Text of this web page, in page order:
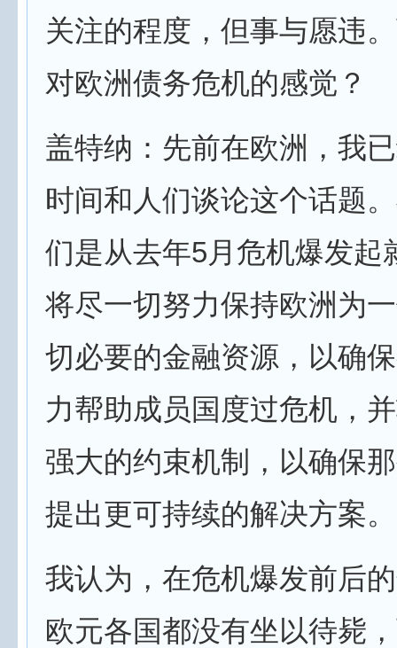
关注的程度，但事与愿违
对欧洲债务危机的感觉？
盖特纳：先前在欧洲，我
时间和人们谈论这个话题
们是从去年5月危机爆发起
将尽一切努力保持欧洲为
切必要的金融资源，以确
力帮助成员国度过危机，
强大的约束机制，以确保
提出更可持续的解决方案。
我认为，在危机爆发前后
欧元各国都没有坐以待毙